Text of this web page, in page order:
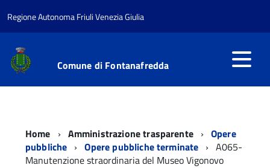
Regione Autonoma Friuli Venezia Giulia
Comune di Fontanafredda
Home Amministrazione trasparente
Opere
pubbliche
Opere pubbliche terminate
A065-
Manutenzione straordinaria del Museo Vigonovo